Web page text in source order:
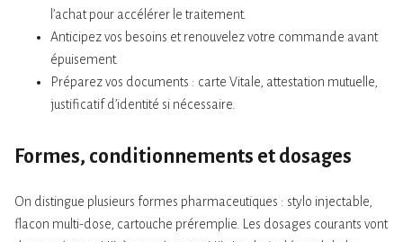
l’achat pour accélérer le traitement.
Anticipez vos besoins et renouvelez votre commande avant
épuisement.
Préparez vos documents : carte Vitale, attestation mutuelle,
justificatif d’identité si nécessaire.
Formes, conditionnements et dosages
On distingue plusieurs formes pharmaceutiques : stylo injectable,
flacon multi-dose, cartouche préremplie. Les dosages courants vont